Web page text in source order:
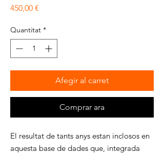
450,00 €
Quantitat *
Afegir al carret
Comprar ara
El resultat de tants anys estan inclosos en
aquesta base de dades que, integrada